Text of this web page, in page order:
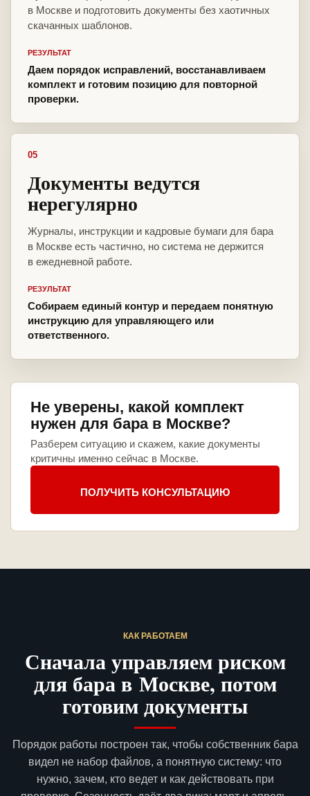
в Москве и подготовить документы без хаотичных
скачанных шаблонов.
РЕЗУЛЬТАТ
Даем порядок исправлений, восстанавливаем
комплект и готовим позицию для повторной
проверки.
05
Документы ведутся
нерегулярно
Журналы, инструкции и кадровые бумаги для бара
в Москве есть частично, но система не держится
в ежедневной работе.
РЕЗУЛЬТАТ
Собираем единый контур и передаем понятную
инструкцию для управляющего или
ответственного.
Не уверены, какой комплект
нужен для бара в Москве?
Разберем ситуацию и скажем, какие документы
критичны именно сейчас в Москве.
ПОЛУЧИТЬ КОНСУЛЬТАЦИЮ
КАК РАБОТАЕМ
Сначала управляем риском
для бара в Москве, потом
готовим документы
Порядок работы построен так, чтобы собственник бара
видел не набор файлов, а понятную систему: что
нужно, зачем, кто ведет и как действовать при